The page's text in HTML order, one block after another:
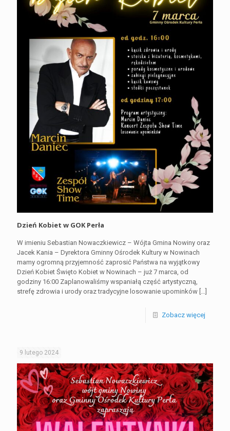
Dzień Kobiet w GOK Perła
W imieniu Sebastian Nowaczkiewicz – Wójta Gmina Nowiny oraz
Jacek Kania – Dyrektora Gminny Ośrodek Kultury w Nowinach
mamy ogromną przyjemność zaprosić Państwa na wyjątkowy
Dzień Kobiet Święto Kobiet w Nowinach – już 7 marca, od
godziny 16:00 Zaplanowaliśmy wspaniałą część artystyczną,
strefę zdrowia i urody oraz tradycyjne losowanie upominków […]
Zobacz więcej
9 lutego 2024